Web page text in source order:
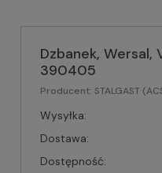
Dzbanek, Wersal,
390405
Producent: STALGAST
Wysyłka:
Dostawa:
Dostępność: